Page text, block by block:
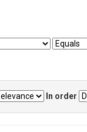
In order